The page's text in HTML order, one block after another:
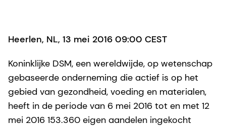
Heerlen, NL, 13 mei 2016 09:00 CEST
Koninklijke DSM, een wereldwijde, op wetenschap
gebaseerde onderneming die actief is op het
gebied van gezondheid, voeding en materialen,
heeft in de periode van 6 mei 2016 tot en met 12
mei 2016 153.360 eigen aandelen ingekocht